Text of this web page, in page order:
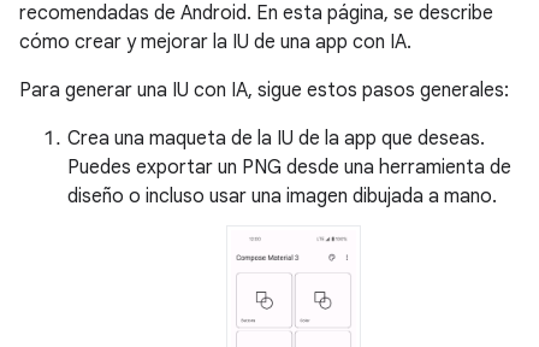
recomendadas de Android. En esta página, se describe
cómo crear y mejorar la IU de una app con IA.
Para generar una IU con IA, sigue estos pasos generales:
Crea una maqueta de la IU de la app que deseas.
Puedes exportar un PNG desde una herramienta de
diseño o incluso usar una imagen dibujada a mano.